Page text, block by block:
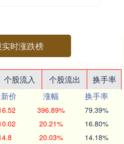
时涨跌榜
个股流入 个股流出
换手率
价 涨幅
换手率
396.89% 79.39%
20.21% 16.80%
20.03% 14.18%